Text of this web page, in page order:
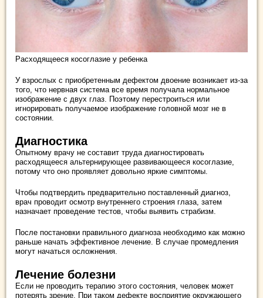
Расходящееся косоглазие у ребенка
У взрослых с приобретенным дефектом двоение возникает из-за
того, что нервная система все время получала нормальное
изображение с двух глаз. Поэтому перестроиться или
игнорировать получаемое изображение головной мозг не в
состоянии.
Диагностика
Опытному врачу не составит труда диагностировать
расходящееся альтернирующее развивающееся косоглазие,
потому что оно проявляет довольно яркие симптомы.
Чтобы подтвердить предварительно поставленный диагноз,
врач проводит осмотр внутреннего строения глаза, затем
назначает проведение тестов, чтобы выявить страбизм.
После постановки правильного диагноза необходимо как можно
раньше начать эффективное лечение. В случае промедления
могут начаться осложнения.
Лечение болезни
Если не проводить терапию этого состояния, человек может
потерять зрение. При таком дефекте восприятие окружающего